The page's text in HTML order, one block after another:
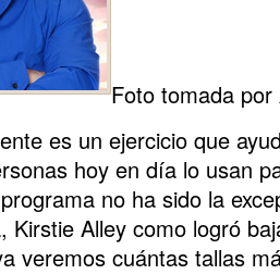
Foto tomada por
es un ejercicio que
hoy en día lo usan
no ha sido la
Kirstie Alley como logró
veremos cuántas tallas